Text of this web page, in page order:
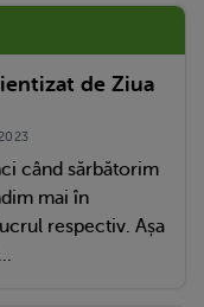
de Ziua
când sărbătorim
mai în
respectiv. Așa